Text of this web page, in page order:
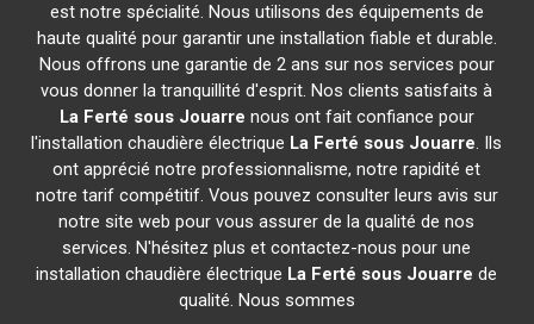
est notre spécialité. Nous utilisons des équipements de
haute qualité pour garantir une installation fiable et durable.
Nous offrons une garantie de 2 ans sur nos services pour
vous donner la tranquillité d'esprit. Nos clients satisfaits à
La Ferté sous Jouarre nous ont fait confiance pour
l'installation chaudière électrique La Ferté sous Jouarre. Ils
ont apprécié notre professionnalisme, notre rapidité et
notre tarif compétitif. Vous pouvez consulter leurs avis sur
notre site web pour vous assurer de la qualité de nos
services. N'hésitez plus et contactez-nous pour une
installation chaudière électrique La Ferté sous Jouarre de
qualité. Nous sommes